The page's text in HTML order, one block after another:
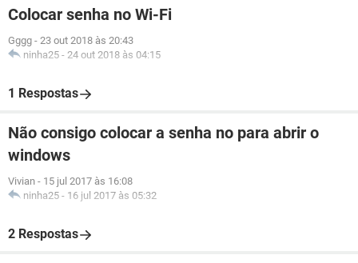
Colocar senha no Wi-Fi
Gggg - 23 out 2018 às 20:43
ninha25 - 24 out 2018 às 04:15
1 Respostas
Não consigo colocar a senha no para abrir o
windows
Vivian - 15 jul 2017 às 16:08
ninha25 - 16 jul 2017 às 05:32
2 Respostas